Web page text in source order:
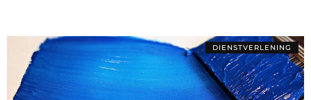
DIENSTVERLENING